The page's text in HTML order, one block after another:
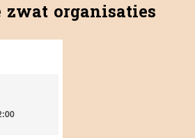
zwat organisaties